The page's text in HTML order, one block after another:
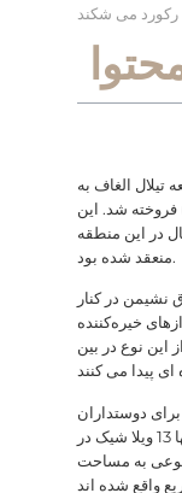
تیلال الغاف به
200 میلیون درهم ($54,500,000) فروخته شد. این
در این منطقه
منعقد شده بود.
نشیمن در کنار
خیره‌کننده
این نوع در بین
برای دوستداران
یک سبک زندگی مجلل ایجاد شده است. اینها 13 ویلا شیک در
به مساحت